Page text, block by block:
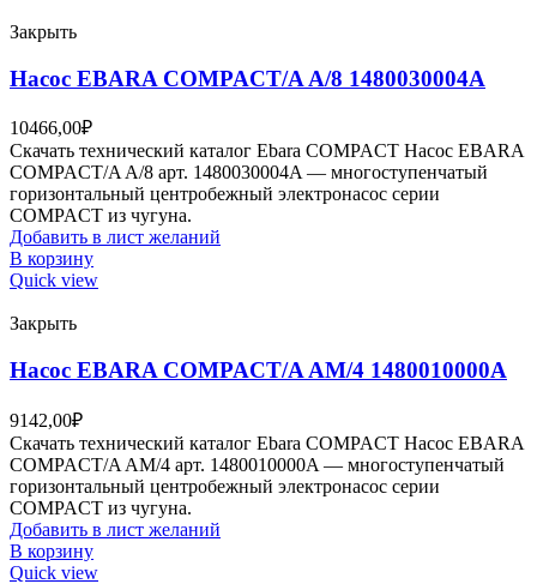
Закрыть
Насос EBARA COMPACT/A A/8 1480030004A
10466,00₽
Скачать технический каталог Ebara COMPACT Насос EBARA
COMPACT/A A/8 арт. 1480030004A — многоступенчатый
горизонтальный центробежный электронасос серии
COMPACT из чугуна.
Добавить в лист желаний
В корзину
Quick view
Закрыть
Насос EBARA COMPACT/A AM/4 1480010000A
9142,00₽
Скачать технический каталог Ebara COMPACT Насос EBARA
COMPACT/A AM/4 арт. 1480010000A — многоступенчатый
горизонтальный центробежный электронасос серии
COMPACT из чугуна.
Добавить в лист желаний
В корзину
Quick view